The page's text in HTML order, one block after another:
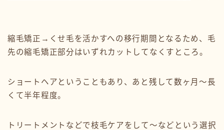
縮毛矯正→くせ毛を活かすへの移行期間となるため、毛
先の縮毛矯正部分はいずれカットしてなくすところ。
ショートヘアということもあり、あと残して数ヶ月〜長
くて半年程度。
トリートメントなどで枝毛ケアをして〜などという選択